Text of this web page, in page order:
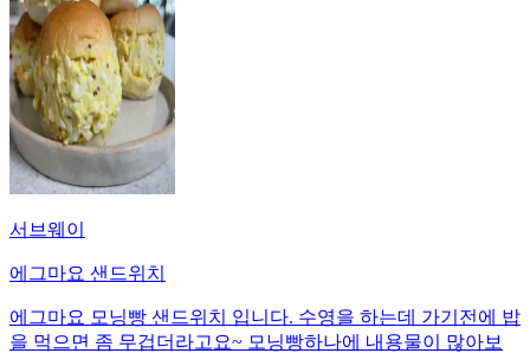
서브웨이
에그마요 샌드위치
에그마요 모닝빵 샌드위치 입니다. 수영을 하는데 가기전에 밥
을 먹으면 좀 무겁더라고요~ 모닝빵하나에 내용물이 많아보